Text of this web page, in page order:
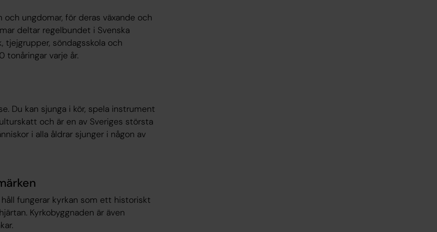
ungdomar, för deras växande och
deltar regelbundet i Svenska
tjejgrupper, söndagsskola och
tonåringar varje år.
Du kan sjunga i kör, spela instrument
och är en av Sveriges största
i alla åldrar sjunger i någon av
håll fungerar kyrkan som ett historiskt
Kyrkobyggnaden är även